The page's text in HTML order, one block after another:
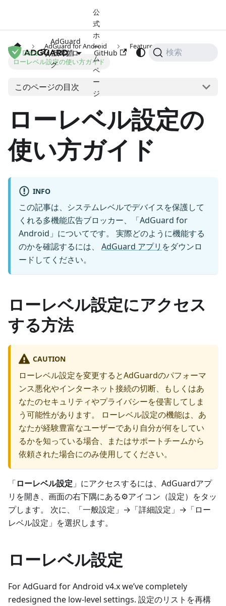
Docs
AdGuard
公式ブロ
グ
公
式
ホ
ー
ム
ペ
ー
ジ
日本語 GitHub 検索
AdGuard for Android
Features
ローレベル設定の使い方ガイド
このページの目次
ローレベル設定の
使い方ガイド
INFO
この記事は、システムレベルでデバイスを保護して
くれる多機能広告ブロッカー、「AdGuard for
Android」についてです。 実際どのように機能する
のかを確認するには、 AdGuard アプリ をダウンロ
ードしてください。
ローレベル設定にアクセス
する方法
CAUTION
ローレベル設定を変更するとAdGuardのパフォーマ
ンス悪化やインターネット接続の切断、もしくはあ
なたのセキュリティやプライバシーを侵害してしま
う可能性があります。 ローレベル設定の機能は、あ
なたが経験豊富なユーザーであり自分が何をしてい
るかを知っている場合、またはサポートチームから
依頼された場合にのみ使用してください。
「ローレベル設定 」にアクセスするには、AdGuardアプ
リを開き、画面の右下隅にある⚙️アイコン（設定）をタッ
プします。 次に、「一般設定」→「詳細設定」→「ロー
レベル設定」を選択します。
ローレベル設定
For AdGuard for Android v4.x we’ve completely
redesigned the low-level settings. 設定のリストを再構